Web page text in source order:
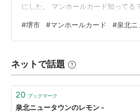
にした。 マンホールカード知ってる
の違い マンホールカード知ってる？
の課題提出のため市のマンホールカ
カード」の存在を知ったのだけど、
デザインをほどこしたマンホールが
ードゲームに使われるカードっぽく
#堺市 #マンホールカード #泉北ニ
ネットで話題
20 ブックマーク
泉北ニュータウンのレモン -